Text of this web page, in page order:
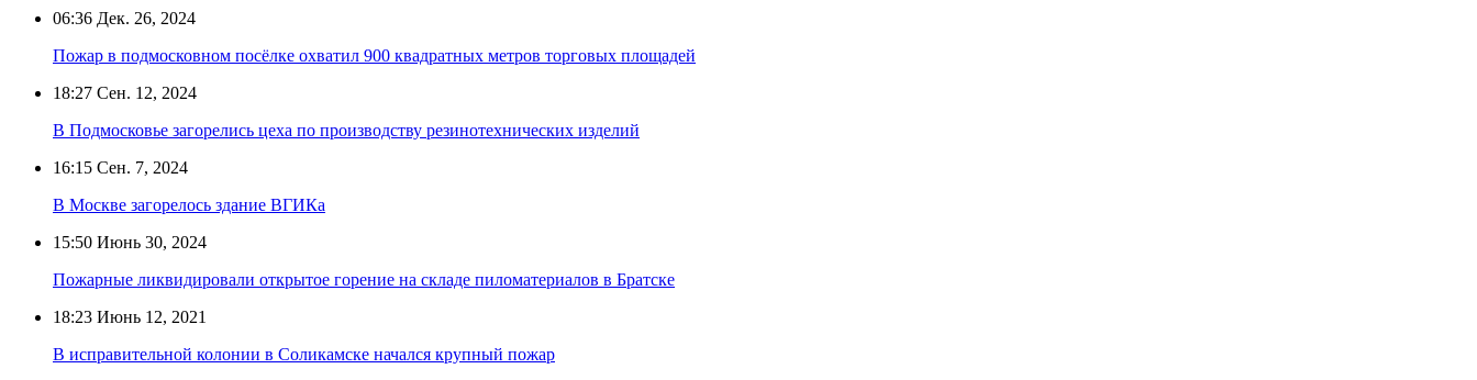
06:36 Дек. 26, 2024
Пожар в подмосковном посёлке охватил 900 квадратных метров торговых площадей
18:27 Сен. 12, 2024
В Подмосковье загорелись цеха по производству резинотехнических изделий
16:15 Сен. 7, 2024
В Москве загорелось здание ВГИКа
15:50 Июнь 30, 2024
Пожарные ликвидировали открытое горение на складе пиломатериалов в Братске
18:23 Июнь 12, 2021
В исправительной колонии в Соликамске начался крупный пожар